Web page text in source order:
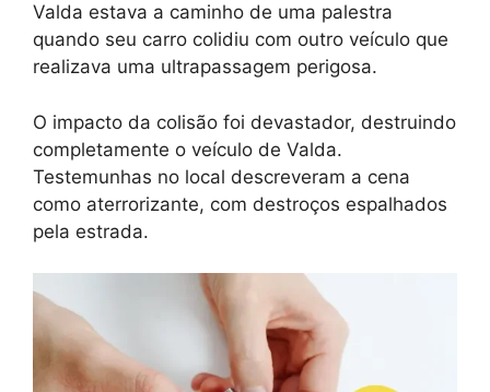
Valda estava a caminho de uma palestra
quando seu carro colidiu com outro veículo que
realizava uma ultrapassagem perigosa.
O impacto da colisão foi devastador, destruindo
completamente o veículo de Valda.
Testemunhas no local descreveram a cena
como aterrorizante, com destroços espalhados
pela estrada.